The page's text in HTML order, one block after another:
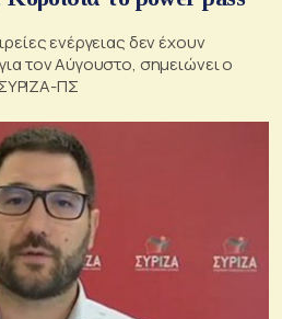
ενέργειας δεν έχουν
τον Αύγουστο, σημειώνει ο
ΠΣ